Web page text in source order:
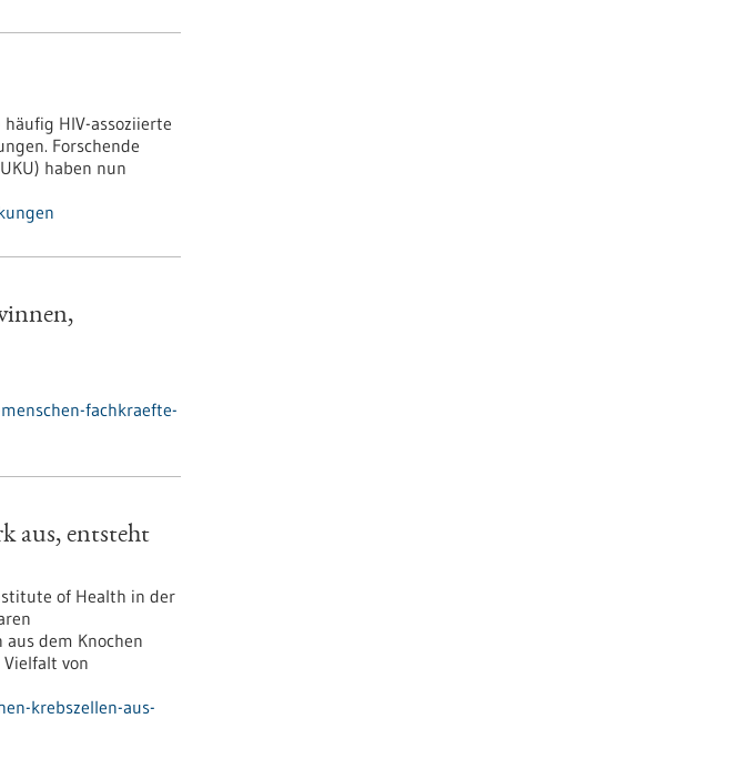
HIV-​assoziierte
Forschende
haben nun
fachkraefte-
aus, entsteht
of Health in der
dem Knochen
von
krebszellen-aus-